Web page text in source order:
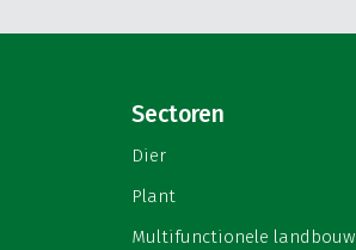
Sectoren
Dier
Plant
Multifunctionele landbouw